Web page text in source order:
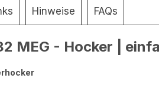
Hinweise FAQs
MEG - Hocker |